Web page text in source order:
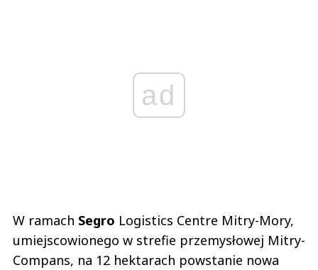
ad
W ramach Segro Logistics Centre Mitry-Mory,
umiejscowionego w strefie przemysłowej Mitry-
Compans, na 12 hektarach powstanie nowa